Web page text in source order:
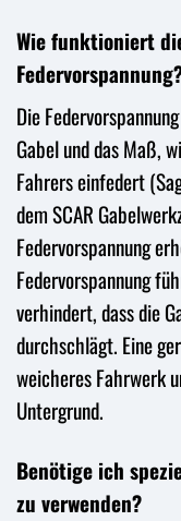
Wie funktioniert
Die
Gabel und das Maß,
Fahrers einfedert
dem SCAR
Federvorspannung
Federvorspannung
verhindert, dass die
durchschlägt. Eine
weicheres Fahrwerk
Untergrund.
Benötige ich
zu verwenden?